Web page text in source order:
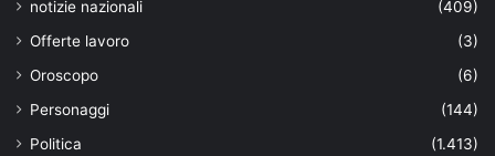
notizie nazionali
(409)
Offerte lavoro
(3)
Oroscopo
(6)
Personaggi
(144)
Politica
(1.413)